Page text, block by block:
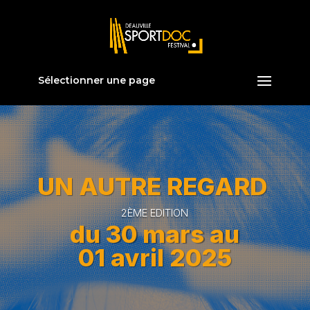
Sélectionner une page
UN AUTRE REGARD
2ÈME EDITION
du 30 mars au
01 avril 2025